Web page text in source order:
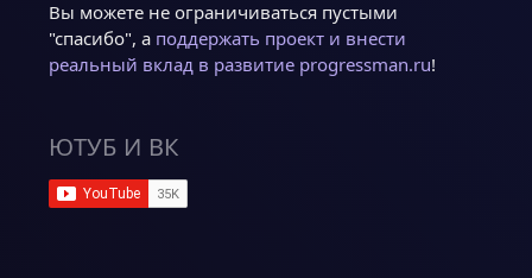
Вы можете не ограничиваться пустыми
"спасибо", а поддержать проект и внести
реальный вклад в развитие progressman.ru!
ЮТУБ И ВК